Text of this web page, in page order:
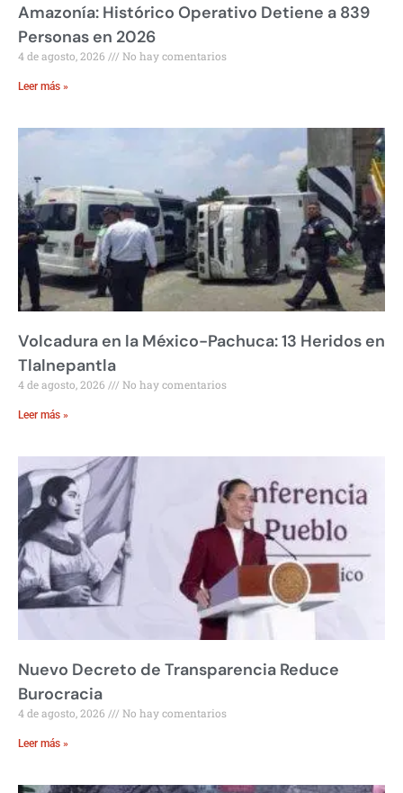
Amazonía: Histórico Operativo Detiene a 839
Personas en 2026
4 de agosto, 2026 No hay comentarios
Leer más »
Volcadura en la México-Pachuca: 13 Heridos en
Tlalnepantla
4 de agosto, 2026 No hay comentarios
Leer más »
Nuevo Decreto de Transparencia Reduce
Burocracia
4 de agosto, 2026 No hay comentarios
Leer más »